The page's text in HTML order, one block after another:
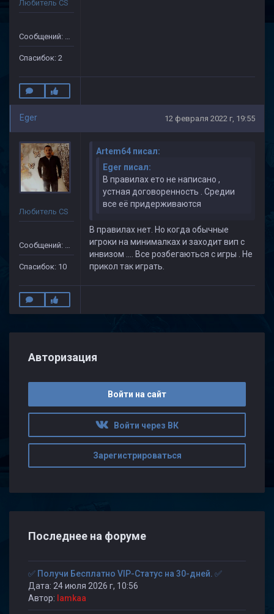
Любитель CS
Сообщений: 30
Спасибок: 2
Eger 12 февраля 2022 г, 19:55
Любитель CS
Сообщений: 91
Спасибок: 10
Artem64 писал:
Eger писал:
В правилах ето не написано ,
устная договоренность . Средии
все её придерживаются
В правилах нет. Но когда обычные
игроки на минималках и заходит вип с
инвизом .... Все розбегаються с игры . Не
прикол так играть.
Авторизация
Войти на сайт
Войти через ВК
Зарегистрироваться
Последнее на форуме
✅ Получи Бесплатно VIP-Статус на 30-дней. ✅
Дата: 24 июля 2026 г, 10:56
Автор: lamkaa